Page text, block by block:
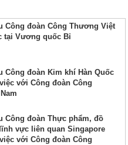
Công đoàn Công Thương Việt
tại Vương quốc Bỉ
Công đoàn Kim khí Hàn Quốc
với Công đoàn Công
Công đoàn Thực phẩm, đồ
vực liên quan Singapore
với Công đoàn Công